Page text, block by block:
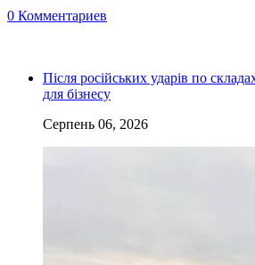
0 Комментариев
Після російських ударів по
для бізнесу
Серпень 06, 2026